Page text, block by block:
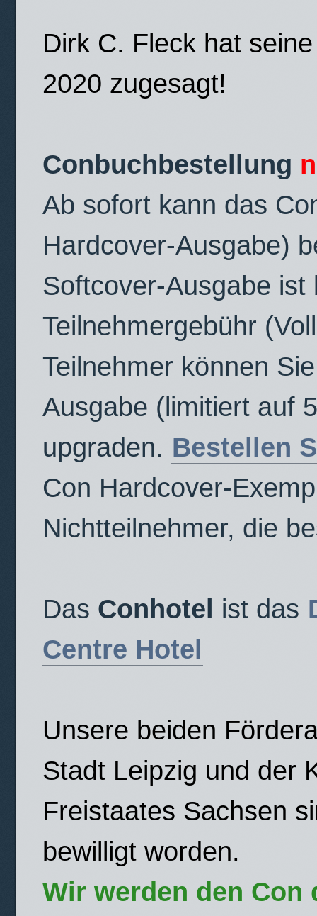
Dirk C. Fleck hat
2020 zugesagt!
Conbuchbestellung
Ab sofort kann das
Hardcover-Ausgabe)
Softcover-Ausgabe ist
Teilnehmergebühr
Teilnehmer können
Ausgabe (limitiert auf
upgraden. Bestellen
Con Hardcover-
Nichtteilnehmer, die
Das Conhotel ist das
Centre Hotel
Unsere beiden
Stadt Leipzig und der
Freistaates Sachsen
bewilligt worden.
Wir werden den Con